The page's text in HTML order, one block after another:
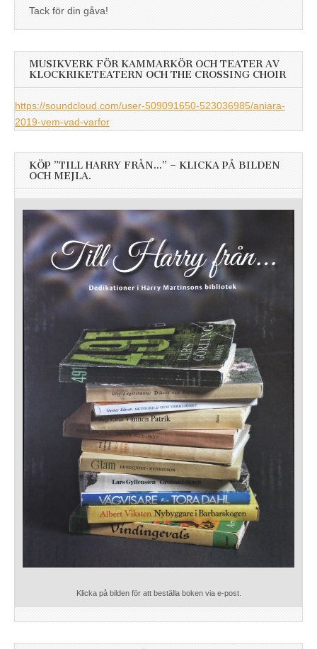
Tack för din gåva!
MUSIKVERK FÖR KAMMARKÖR OCH TEATER AV
KLOCKRIKETEATERN OCH THE CROSSING CHOIR
https://soundcloud.com/user-509091650-523036985/aniara-
2019-vem-vad-varfor
KÖP ”TILL HARRY FRÅN…” – KLICKA PÅ BILDEN
OCH MEJLA.
Klicka på bilden för att beställa boken via e-post.